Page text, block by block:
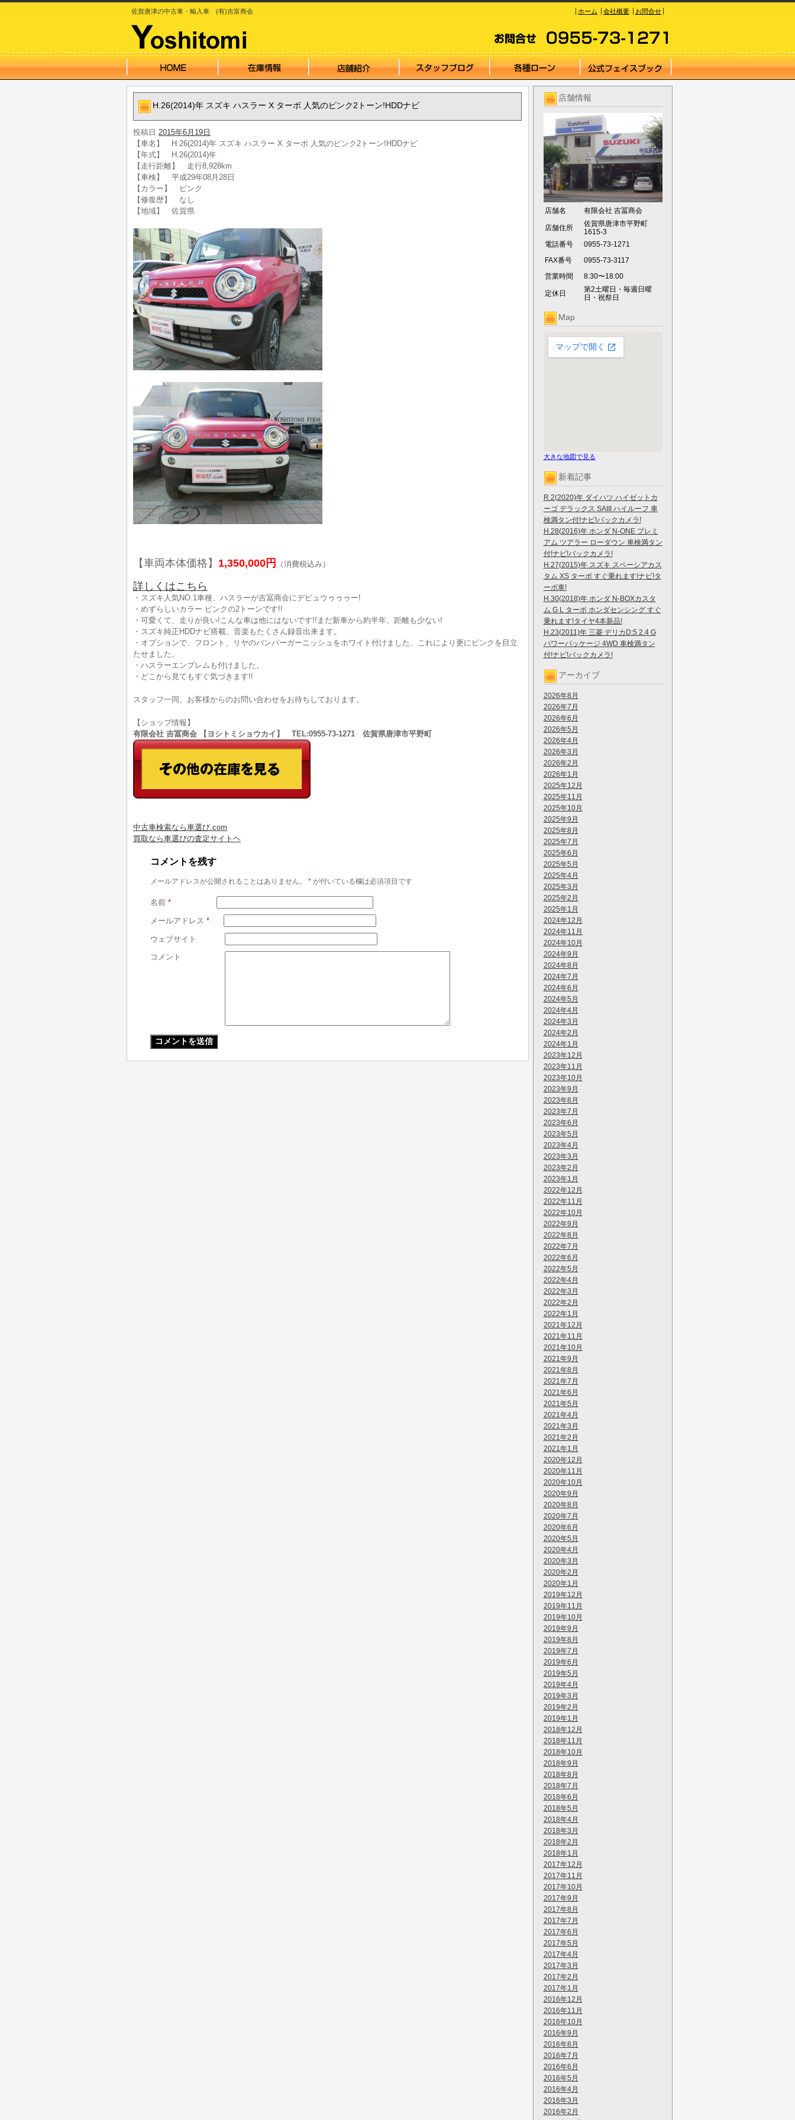
佐賀唐津の中古車・輸入車 (有)吉富商会 ホーム 会社概要 お問合せ
店舗情報
店舗名 有限会社 吉冨商会
店舗住所
佐賀県唐津市平野町
1615-3
電話番号
0955-73-1271
FAX番号
0955-73-3117
営業時間
8:30〜18:00
定休日
第2土曜日・毎週日曜
日・祝祭日
Map
大きな地図で見る
新着記事
R.2(2020)年 ダイハツ ハイゼットカ
ーゴ デラックス SAIII ハイルーフ 車
検満タン付!ナビ!バックカメラ!
H.28(2016)年 ホンダ N-ONE プレミ
アム ツアラー ローダウン 車検満タン
付!ナビ!バックカメラ!
H.27(2015)年 スズキ スペーシアカス
タム XS ターボ すぐ乗れます!ナビ!タ
ーボ車!
H.30(2018)年 ホンダ N-BOXカスタ
ム G L ターボ ホンダセンシング すぐ
乗れます!タイヤ4本新品!
H.23(2011)年 三菱 デリカD:5 2.4 G
パワーパッケージ 4WD 車検満タン
付!ナビ!バックカメラ!
アーカイブ
2026年8月
2026年7月
2026年6月
2026年5月
2026年4月
2026年3月
2026年2月
2026年1月
2025年12月
2025年11月
2025年10月
2025年9月
2025年8月
2025年7月
2025年6月
2025年5月
2025年4月
2025年3月
2025年2月
2025年1月
2024年12月
2024年11月
2024年10月
2024年9月
2024年8月
2024年7月
2024年6月
2024年5月
2024年4月
2024年3月
2024年2月
2024年1月
2023年12月
2023年11月
2023年10月
2023年9月
2023年8月
2023年7月
2023年6月
2023年5月
2023年4月
2023年3月
2023年2月
2023年1月
2022年12月
2022年11月
2022年10月
2022年9月
2022年8月
2022年7月
2022年6月
2022年5月
2022年4月
2022年3月
2022年2月
2022年1月
2021年12月
2021年11月
2021年10月
2021年9月
2021年8月
2021年7月
2021年6月
2021年5月
2021年4月
2021年3月
2021年2月
2021年1月
2020年12月
2020年11月
2020年10月
2020年9月
2020年8月
2020年7月
2020年6月
2020年5月
2020年4月
2020年3月
2020年2月
2020年1月
2019年12月
2019年11月
2019年10月
2019年9月
2019年8月
2019年7月
2019年6月
2019年5月
2019年4月
2019年3月
2019年2月
2019年1月
2018年12月
2018年11月
2018年10月
2018年9月
2018年8月
2018年7月
2018年6月
2018年5月
2018年4月
2018年3月
2018年2月
2018年1月
2017年12月
2017年11月
2017年10月
2017年9月
2017年8月
2017年7月
2017年6月
2017年5月
2017年4月
2017年3月
2017年2月
2017年1月
2016年12月
2016年11月
2016年10月
2016年9月
2016年8月
2016年7月
2016年6月
2016年5月
2016年4月
2016年3月
2016年2月
H.26(2014)年 スズキ ハスラー X ターボ 人気のピンク2トーン!HDDナビ
投稿日 2015年6月19日
【車名】 H.26(2014)年 スズキ ハスラー X ターボ 人気のピンク2トーン!HDDナビ
【年式】 H.26(2014)年
【走行距離】 走行8,928km
【車検】 平成29年08月28日
【カラー】 ピンク
【修復歴】 なし
【地域】 佐賀県
【車両本体価格】 1,350,000円 （消費税込み）
詳しくはこちら
・スズキ人気NO.1車種、ハスラーが吉冨商会にデビュウゥゥゥー!
・めずらしいカラー ピンクの2トーンです!!
・可愛くて、走りが良い!こんな車は他にはないです!!まだ新車から約半年、距離も少ない!
・スズキ純正HDDナビ搭載、音楽もたくさん録音出来ます。
・オプションで、フロント、リヤのバンパーガーニッシュをホワイト付けました、これにより更にピンクを目立
たせました。
・ハスラーエンブレムも付けました。
・どこから見てもすぐ気づきます!!
スタッフ一同、お客様からのお問い合わせをお待ちしております。
【ショップ情報】
有限会社 吉冨商会 【ヨシトミショウカイ】 TEL:0955-73-1271 佐賀県唐津市平野町
中古車検索なら車選び.com
買取なら車選びの査定サイトヘ
コメントを残す
メールアドレスが公開されることはありません。 * が付いている欄は必須項目です
名前 *
メールアドレス *
ウェブサイト
コメント